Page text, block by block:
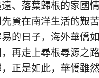
、落葉歸根的家國
賢在南洋生活的艱苦
的日子，海外華僑
再走上尋根尋源之
正是如此，華僑雖